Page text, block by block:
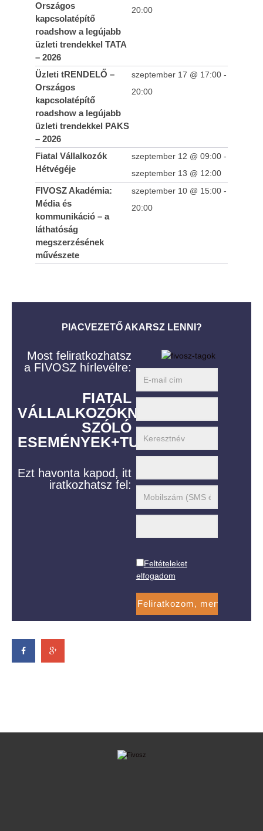
Országos
kapcsolatépítő
roadshow a legújabb
üzleti trendekkel TATA
– 2026
20:00
Üzleti tRENDELŐ –
Országos
kapcsolatépítő
roadshow a legújabb
üzleti trendekkel PAKS
– 2026
szeptember 17 @ 17:00 -
20:00
Fiatal Vállalkozók
Hétvégéje
szeptember 12 @ 09:00 -
szeptember 13 @ 12:00
FIVOSZ Akadémia:
Média és
kommunikáció – a
láthatóság
megszerzésének
művészete
szeptember 10 @ 15:00 -
20:00
PIACVEZETŐ AKARSZ LENNI?
Most feliratkozhatsz
a FIVOSZ hírlevélre:
FIATAL
VÁLLALKOZÓKNAK
SZÓLÓ
ESEMÉNYEK+TUDÁS
Ezt havonta kapod, itt
iratkozhatsz fel:
Feltételeket
elfogadom